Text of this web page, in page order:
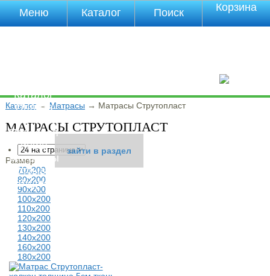
Каталог→ Матрасы → Матрасы Струтопласт
МАТРАСЫ СТРУТОПЛАСТ
Размер
70х200
80х200
90х200
100х200
110х200
120х200
130х200
140х200
160х200
180х200
зайти в раздел
зайти в раздел
Меню
Каталог
Оплата
Доставка
Полезная
инфа
Магазины
Отзывы
Видео
Каталог Поиск Корзина